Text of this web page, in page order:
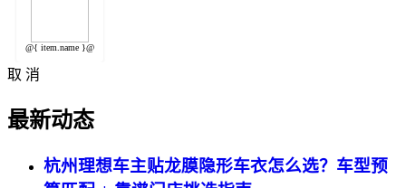
@{ item.name }@
取 消
最新动态
杭州理想车主贴龙膜隐形车衣怎么选？车型预